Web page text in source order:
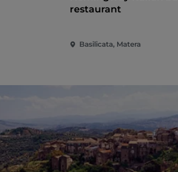
restaurant
Basilicata, Matera